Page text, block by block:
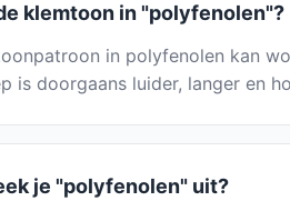
klemtoon in "polyfenolen"?
in polyfenolen kan
is doorgaans luider, langer en
je "polyfenolen" uit?